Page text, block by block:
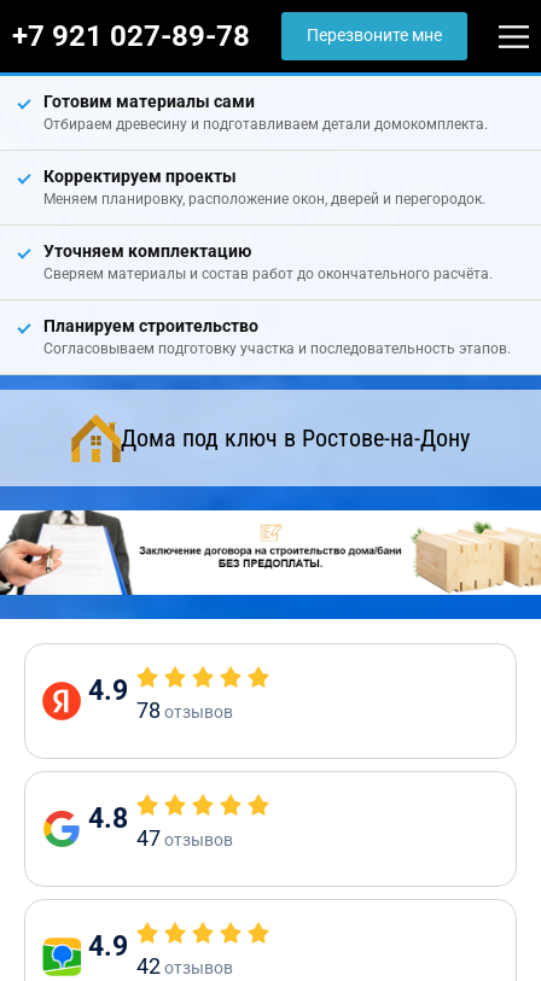
+7 921 027-89-78 Перезвоните мне
Готовим материалы сами
Отбираем древесину и подготавливаем детали домокомплекта.
Корректируем проекты
Меняем планировку, расположение окон, дверей и перегородок.
Уточняем комплектацию
Сверяем материалы и состав работ до окончательного расчёта.
Планируем строительство
Согласовываем подготовку участка и последовательность этапов.
Дома под ключ в Ростове-на-Дону
4.9
78 отзывов
4.8
47отзывов
4.9
42отзывов